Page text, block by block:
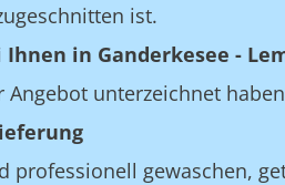
ist.
Ihnen in Ganderkesee -
Angebot unterzeichnet
professionell gewaschen,